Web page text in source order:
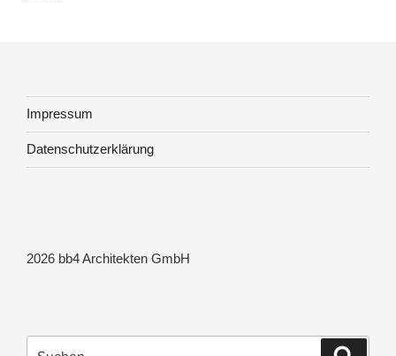
Impressum
Datenschutzerklärung
2026 bb4 Architekten GmbH